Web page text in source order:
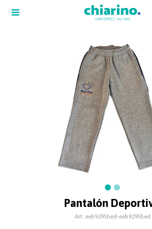

Pantalón
eeb9295bed-eeb9295bed